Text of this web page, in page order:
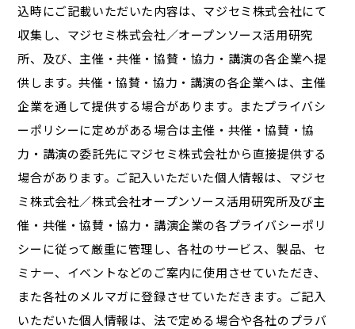
込時にご記載いただいた内容は、マジセミ株式会社にて
収集し、マジセミ株式会社／オープンソース活用研究
所、及び、主催・共催・協賛・協力・講演の各企業へ提
供します。共催・協賛・協力・講演の各企業へは、主催
企業を通して提供する場合があります。またプライバシ
ーポリシーに定めがある場合は主催・共催・協賛・協
力・講演の委託先にマジセミ株式会社から直接提供する
場合があります。ご記入いただいた個人情報は、マジセ
ミ株式会社／株式会社オープンソース活用研究所及び主
催・共催・協賛・協力・講演企業の各プライバシーポリ
シーに従って厳重に管理し、各社のサービス、製品、セ
ミナー、イベントなどのご案内に使用させていただき、
また各社のメルマガに登録させていただきます。ご記入
いただいた個人情報は、法で定める場合や各社のプラバ